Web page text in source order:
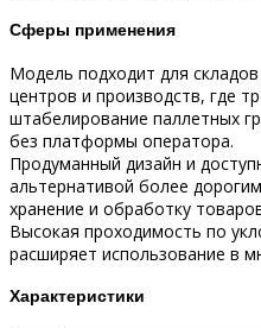
Сферы применения
Модель подходит для
центров и производств, где
штабелирование паллетных
без платформы оператора.​
Продуманный дизайн и
альтернативой более
хранение и обработку
Высокая проходимость по
расширяет использование в
Характеристики